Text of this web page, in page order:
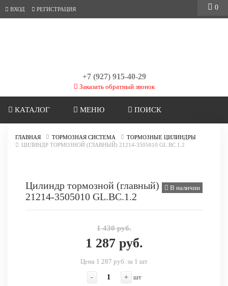
ВХОД РЕГИСТРАЦИЯ
+7 (927) 915-40-29
Заказать обратный звонок
КАТАЛОГ МЕНЮ ПОИСК
ГЛАВНАЯ ТОРМОЗНАЯ СИСТЕМА
ТОРМОЗНЫЕ ЦИЛИНДРЫ
ЦИЛИНДР ТОРМОЗНОЙ (ГЛАВНЫЙ) 21214-3505010 GL.BC.1.2
В наличии
Цилиндр тормозной (главный)
21214-3505010 GL.BC.1.2
1 430 руб.
1 287 руб.
Цена 1 287 руб. за 1 шт
- + шт
0